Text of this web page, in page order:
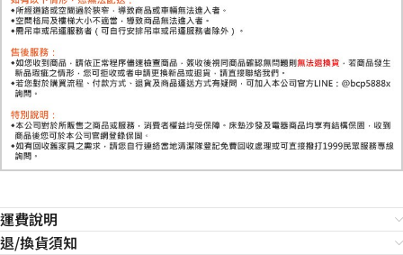
運費說明
退/換貨須知